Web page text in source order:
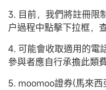
3. 目前，我們將註冊限
户過程中點擊下拉框，
4. 可能會收取適用的電
參與者應自行承擔此類
5. moomoo證券(馬來